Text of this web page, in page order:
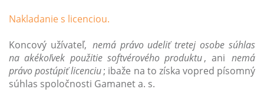
Nakladanie s licenciou.
Koncový užívateľ, nemá právo udeliť tretej osobe súhlas
na akékoľvek použitie softvérového produktu, ani nemá
právo postúpiť licenciu; ibaže na to získa vopred písomný
súhlas spoločnosti Gamanet a. s.